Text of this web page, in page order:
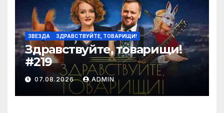
ЗВЕЗДА ЗДРАВСТВУЙТЕ, ТОВАРИЩИ!
Здравствуйте, товарищи!
#219
07.08.2026 ADMIN